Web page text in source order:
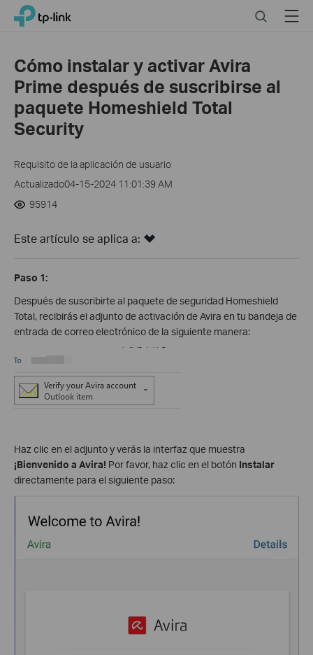
Click
navigation
TP-Link, Reliably Smart SearchMenu
Cómo instalar y activar Avira
Prime después de suscribirse al
paquete Homeshield Total
Security
Requisito de la aplicación de usuario
Actualizado04-15-2024 11:01:39 AM
95914
Este artículo se aplica a:
Paso 1:
Después de suscribirte al paquete de seguridad Homeshield
Total, recibirás el adjunto de activación de Avira en tu bandeja de
entrada de correo electrónico de la siguiente manera:
Haz clic en el adjunto y verás la interfaz que muestra
¡Bienvenido a Avira! Por favor, haz clic en el botón Instalar
directamente para el siguiente paso: